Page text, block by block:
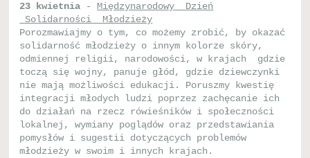
23 kwietnia - Międzynarodowy Dzień
Solidarności Młodzieży
Porozmawiajmy o tym, co możemy zrobić, by okazać
solidarność młodzieży o innym kolorze skóry,
odmiennej religii, narodowości, w krajach gdzie
toczą się wojny, panuje głód, gdzie dziewczynki
nie mają możliwości edukacji. Poruszmy kwestię
integracji młodych ludzi poprzez zachęcanie ich
do działań na rzecz rówieśników i społeczności
lokalnej, wymiany poglądów oraz przedstawiania
pomysłów i sugestii dotyczących problemów
młodzieży w swoim i innych krajach.